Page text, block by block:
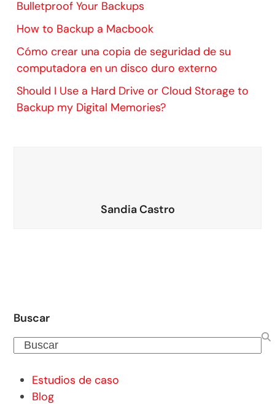
Bulletproof Your Backups
How to Backup a Macbook
Cómo crear una copia de seguridad de su
computadora en un disco duro externo
Should I Use a Hard Drive or Cloud Storage to
Backup my Digital Memories?
Sandia Castro
Buscar
Buscar
Estudios de caso
Blog